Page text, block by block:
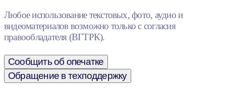
Любое использование текстовых, фото, аудио и
видеоматериалов возможно только с согласия
правообладателя (ВГТРК).
Сообщить об опечатке
Обращение в техподдержку